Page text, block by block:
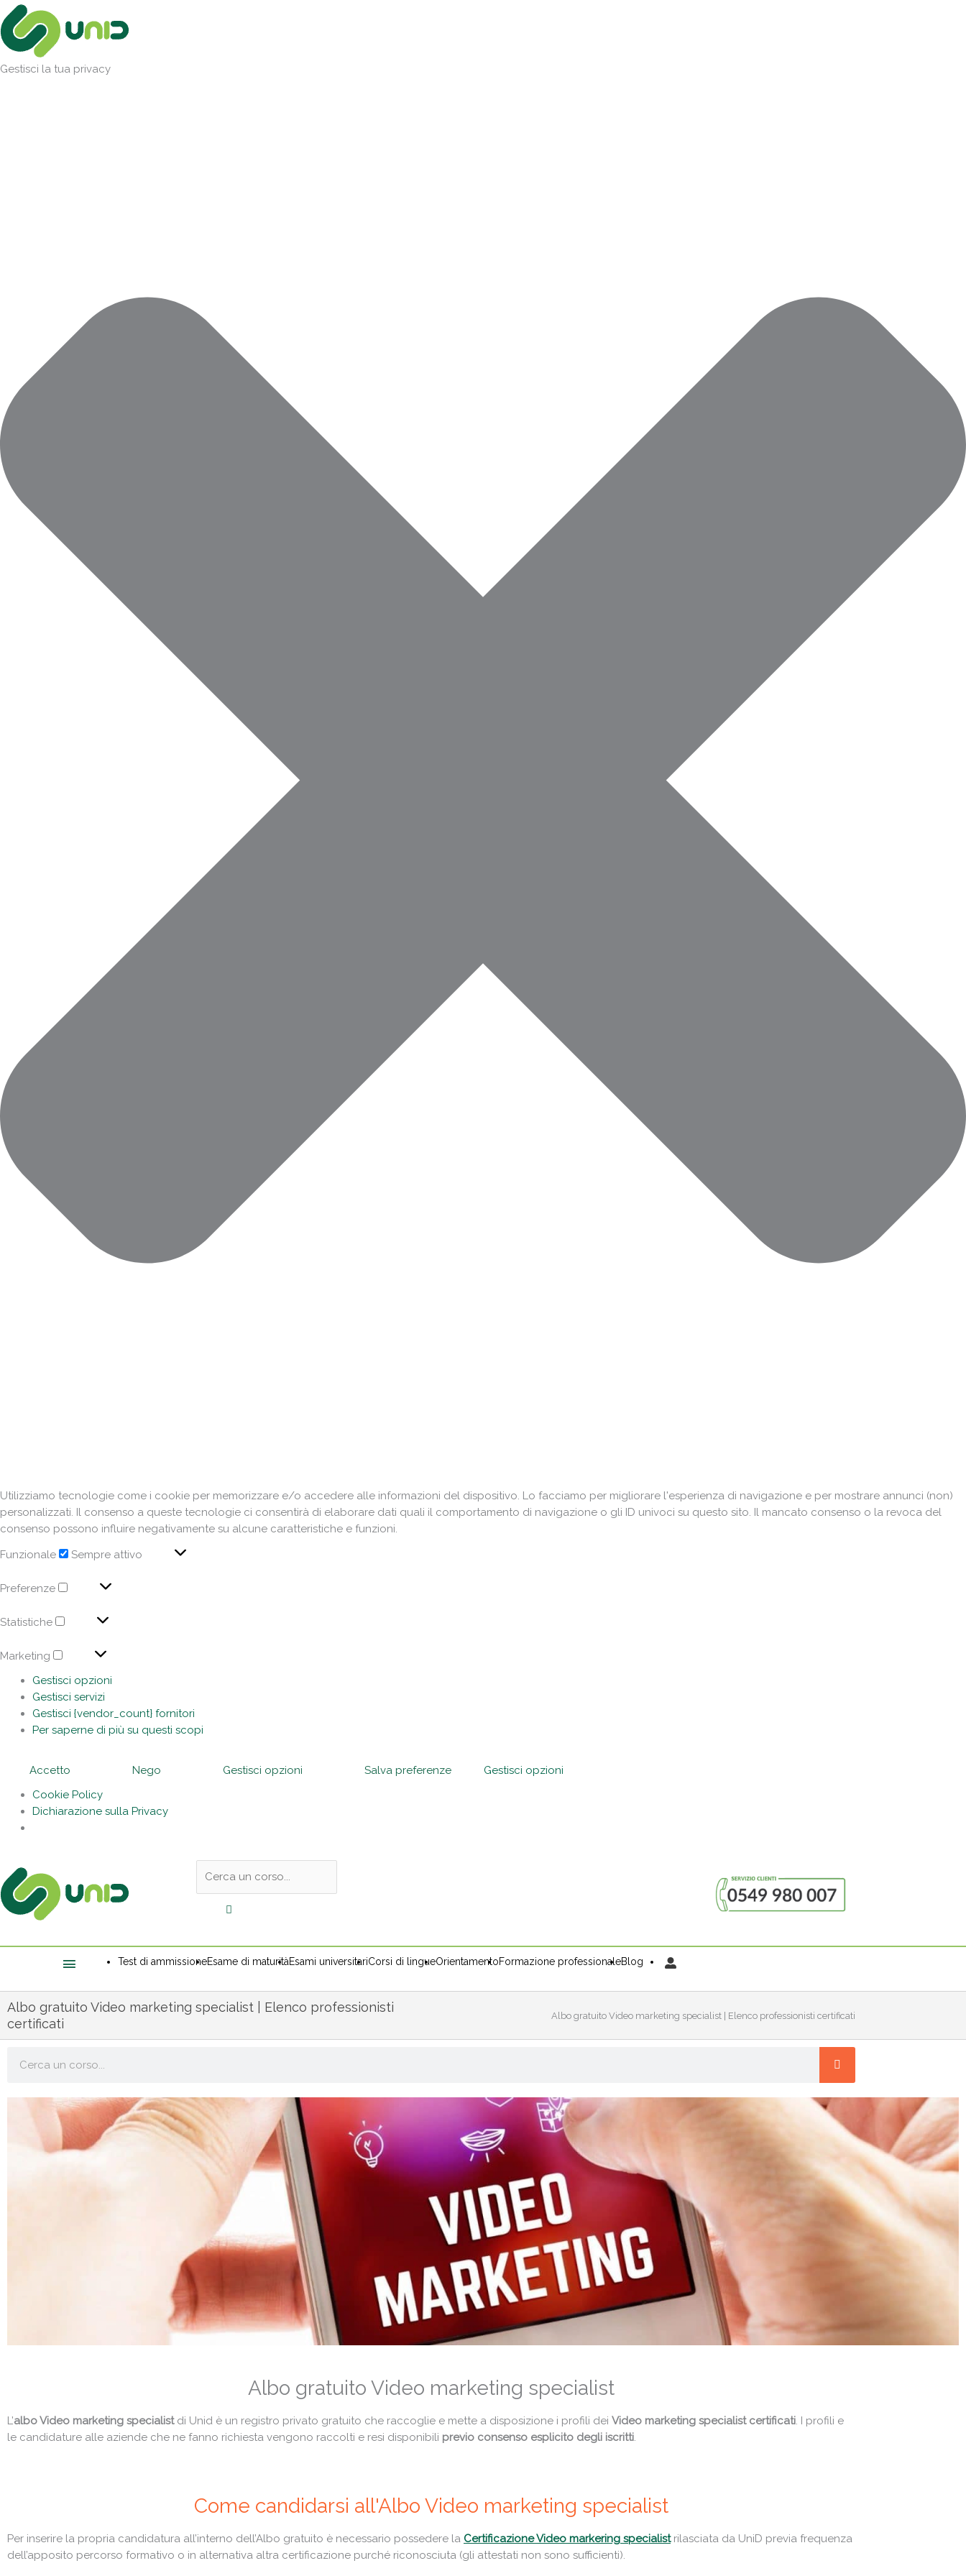
Gestisci la tua privacy
Utilizziamo tecnologie come i cookie per memorizzare e/o accedere alle informazioni del dispositivo. Lo facciamo per migliorare l'esperienza di navigazione e per mostrare annunci (non)
personalizzati. Il consenso a queste tecnologie ci consentirà di elaborare dati quali il comportamento di navigazione o gli ID univoci su questo sito. Il mancato consenso o la revoca del
consenso possono influire negativamente su alcune caratteristiche e funzioni.
Funzionale
Sempre attivo
Preferenze
Statistiche
Marketing
Gestisci opzioni
Gestisci servizi
Gestisci {vendor_count} fornitori
Per saperne di più su questi scopi
Accetto Nego Gestisci opzioni Salva preferenze
Gestisci opzioni
Cookie Policy
Dichiarazione sulla Privacy
Vai
al
contenuto
l'header
Test di ammissioneEsame di maturitàEsami universitariCorsi di lingueOrientamentoFormazione professionaleBlog
Albo gratuito Video marketing specialist | Elenco professionisti
certificati
Albo gratuito Video marketing specialist | Elenco professionisti certificati
Albo gratuito Video marketing specialist
L’albo Video marketing specialistdi Unid è un registro privato gratuito che raccoglie e mette a disposizione i profili dei Video marketing specialist certificati. I profili e
le candidature alle aziende che ne fanno richiesta vengono raccolti e resi disponibili previo consenso esplicito degli iscritti.
Come candidarsi all'Albo Video marketing specialist
Per inserire la propria candidatura all’interno dell’Albo gratuito è necessario possedere la Certificazione Video markering specialistrilasciata da UniD previa frequenza
dell’apposito percorso formativo o in alternativa altra certificazione purché riconosciuta (gli attestati non sono sufficienti).